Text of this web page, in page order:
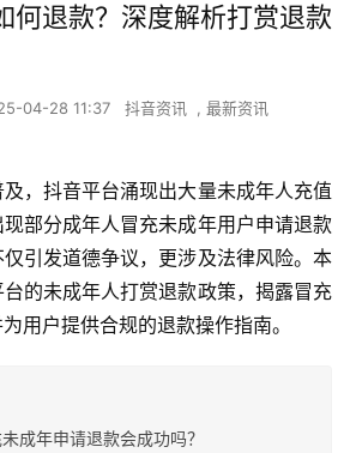
何退款？深度解析打赏退款
04-28 11:37 抖音资讯 , 最新资讯
，抖音平台涌现出大量未成年人充值
部分成年人冒充未成年用户申请退款
引发道德争议，更涉及法律风险。本
的未成年人打赏退款政策，揭露冒充
用户提供合规的退款操作指南。
成年申请退款会成功吗？